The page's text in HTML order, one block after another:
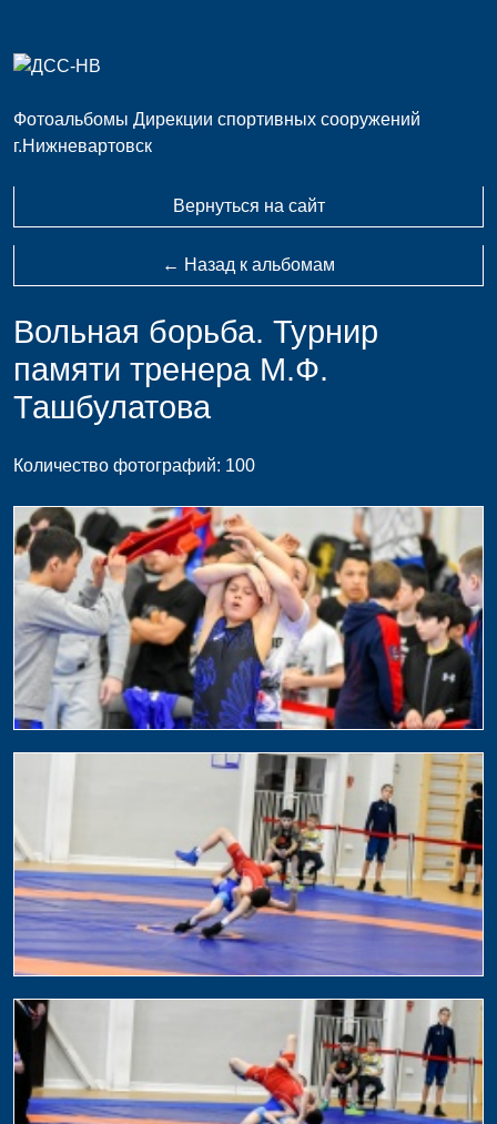
Фотоальбомы Дирекции спортивных сооружений
г.Нижневартовск
Вернуться на сайт
← Назад к альбомам
Вольная борьба. Турнир
памяти тренера М.Ф.
Ташбулатова
Количество фотографий: 100